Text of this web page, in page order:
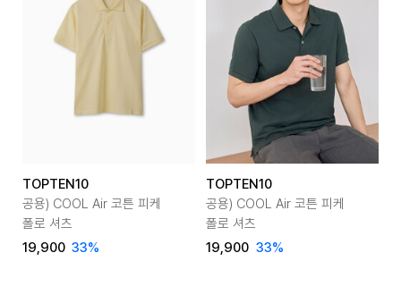
TOPTEN10
공용) COOL Air 코튼 피케
폴로 셔츠
19,900 33%
TOPTEN10
공용) COOL Air 코튼 피케
폴로 셔츠
19,900 33%